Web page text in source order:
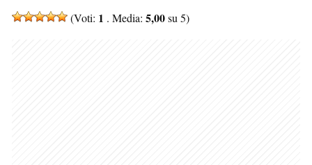
(Voti: 1 . Media: 5,00su 5)